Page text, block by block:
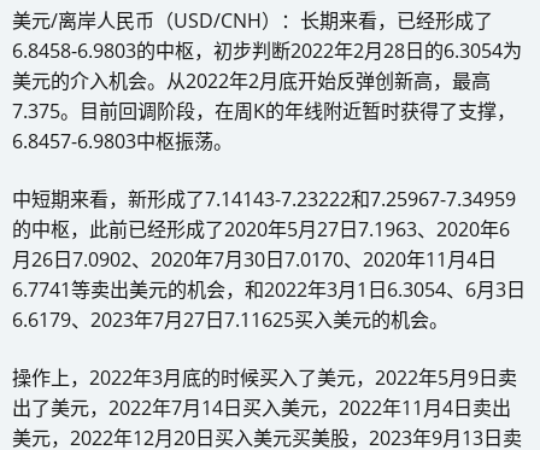
美元/离岸人民币（USD/CNH）：长期来看，已经形成了
6.8458-6.9803的中枢，初步判断2022年2月28日的6.3054为
美元的介入机会。从2022年2月底开始反弹创新高，最高
7.375。目前回调阶段，在周K的年线附近暂时获得了支撑，
6.8457-6.9803中枢振荡。
中短期来看，新形成了7.14143-7.23222和7.25967-7.34959
的中枢，此前已经形成了2020年5月27日7.1963、2020年6
月26日7.0902、2020年7月30日7.0170、2020年11月4日
6.7741等卖出美元的机会，和2022年3月1日6.3054、6月3日
6.6179、2023年7月27日7.11625买入美元的机会。
操作上，2022年3月底的时候买入了美元，2022年5月9日卖
出了美元，2022年7月14日买入美元，2022年11月4日卖出
美元，2022年12月20日买入美元买美股，2023年9月13日卖